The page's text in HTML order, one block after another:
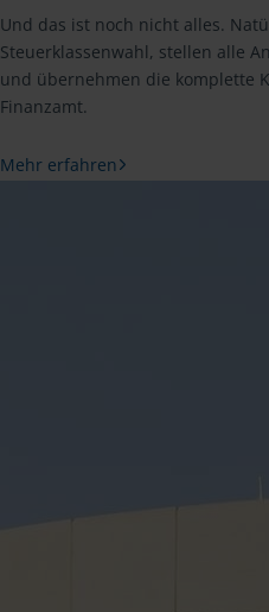
Und das ist noch nicht alles.
Steuerklassenwahl, stellen alle
und übernehmen die komplette
Finanzamt.
Mehr erfahren